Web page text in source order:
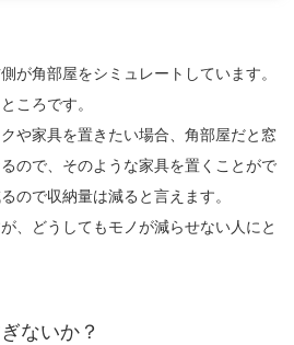
が角部屋をシミュレートしています。
ころです。
や家具を置きたい場合、角部屋だと窓
ので、そのような家具を置くことがで
ので収納量は減ると言えます。
、どうしてもモノが減らせない人にと
ないか？